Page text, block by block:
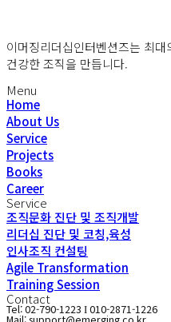
이머징리더십인터벤션즈는 최
건강한 조직을 만듭니다.
Menu
Home
About Us
Service
Projects
Books
Career
Service
조직문화 진단 및 조직개발
리더십 진단 및 코칭,육성
인사조직 컨설팅
Agile Transformation
Training Session
Contact
Tel: 02-790-1223 I 010-2871-1226